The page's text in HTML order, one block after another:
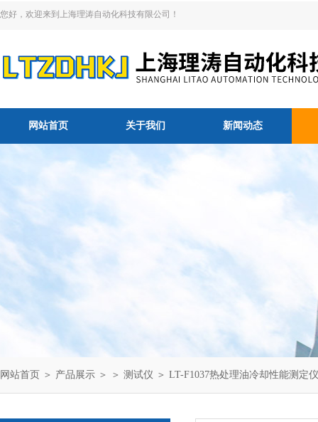
您好，欢迎来到上海理涛自动化科技有限公司！
网站首页 关于我们 新闻动态
网站首页 ＞ 产品展示 ＞ ＞ 测试仪 ＞ LT-F1037热处理油冷却性能测定